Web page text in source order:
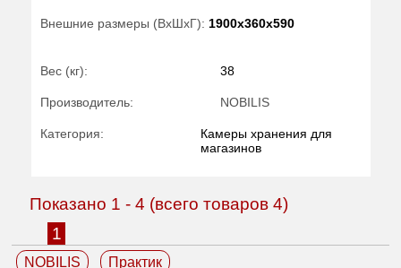
Внешние размеры (ВхШхГ): 1900x360x590
Вес (кг): 38
Производитель: NOBILIS
Категория:
Камеры хранения для
магазинов
Показано 1 -4 (всего товаров 4)
1
NOBILIS Практик